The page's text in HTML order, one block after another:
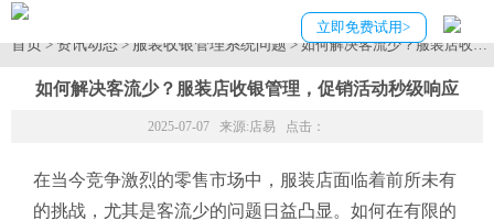
立即免费试用>
首页>资讯动态>服装收银管理系统问题> 如何解决客流少？服装店收银
如何解决客流少？服装店收银管理，促销活动秒级响应
2025-07-07 来源:店易 点击：
在当今竞争激烈的零售市场中，服装店面临着前所未有
的挑战，尤其是客流少的问题日益凸显。如何在有限的